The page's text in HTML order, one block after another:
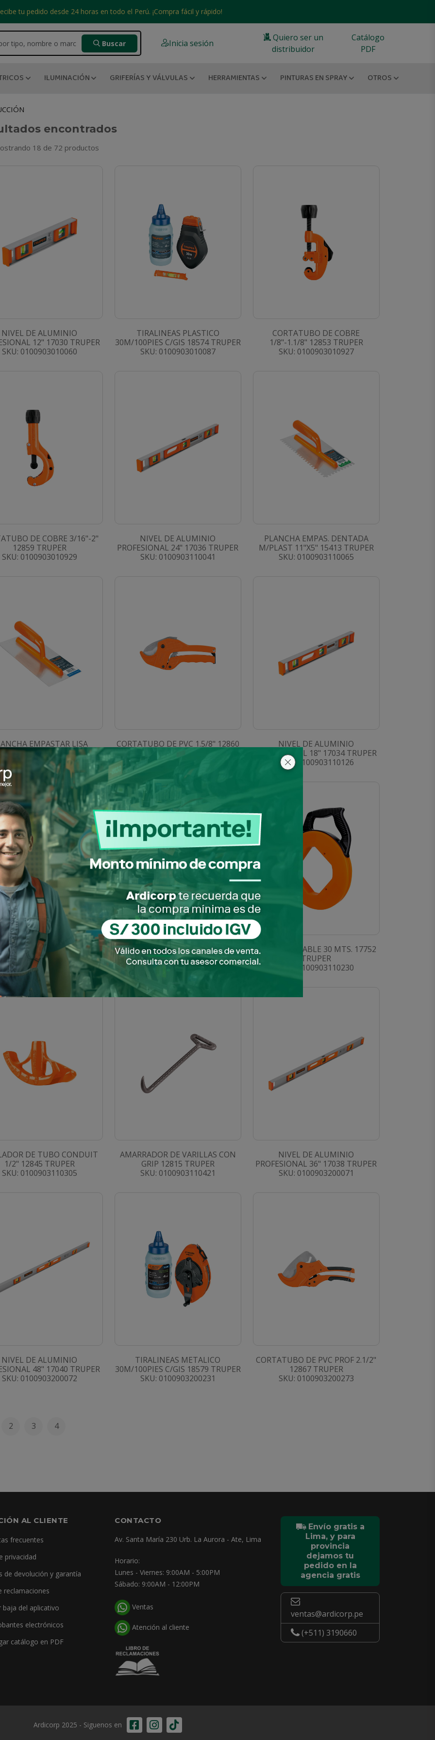
tu pedido desde 24 horas en todo el Perú. ¡Compra fácil y rápido!
Buscar Inicia sesión
Quiero ser un
distribuidor
Catálogo
PDF
ILUMINACIÓN GRIFERÍAS Y VÁLVULAS HERRAMIENTAS PINTURAS EN SPRAY OTROS
encontrados
18 de 72 productos
NIVEL DE ALUMINIO
12" 17030 TRUPER
SKU: 0100903010060
TIRALINEAS PLASTICO
30M/100PIES C/GIS 18574 TRUPER
SKU: 0100903010087
CORTATUBO DE COBRE
1/8"-1.1/8" 12853 TRUPER
SKU: 0100903010927
DE COBRE 3/16"-2"
12859 TRUPER
SKU: 0100903010929
NIVEL DE ALUMINIO
PROFESIONAL 24" 17036 TRUPER
SKU: 0100903110041
PLANCHA EMPAS. DENTADA
M/PLAST 11"X5" 15413 TRUPER
SKU: 0100903110065
EMPASTAR LISA
11"X5" 15412 TRUPER
SKU: 0100903110066
CORTATUBO DE PVC 1.5/8" 12860
SKU: 0100903110071
NIVEL DE ALUMINIO
PROFESIONAL 18" 17034 TRUPER
SKU: 0100903110126
NIVEL DE ALUMINIO
14" 17032 TRUPER
SKU: 0100903110127
GUIA PASA CABLE 15 MTS. 17751
TRUPER
SKU: 0100903110229
GUIA PASA CABLE 30 MTS. 17752
TRUPER
SKU: 0100903110230
DE TUBO CONDUIT
1/2" 12845 TRUPER
SKU: 0100903110305
AMARRADOR DE VARILLAS CON
GRIP 12815 TRUPER
SKU: 0100903110421
NIVEL DE ALUMINIO
PROFESIONAL 36" 17038 TRUPER
SKU: 0100903200071
NIVEL DE ALUMINIO
48" 17040 TRUPER
SKU: 0100903200072
TIRALINEAS METALICO
30M/100PIES C/GIS 18579 TRUPER
SKU: 0100903200231
CORTATUBO DE PVC PROF 2.1/2"
12867 TRUPER
SKU: 0100903200273
2 3 4
AL CLIENTE
frecuentes
privacidad
de devolución y garantía
reclamaciones
baja del aplicativo
electrónicos
catálogo en PDF
CONTACTO
Av. Santa María 230 Urb. La Aurora - Ate, Lima
Horario:
Lunes - Viernes: 9:00AM - 5:00PM
Sábado: 9:00AM - 12:00PM
Ventas
Atención al cliente
Envío gratis a
Lima, y para
provincia
dejamos tu
pedido en la
agencia gratis
ventas@ardicorp.pe
(+511) 3190660
Ardicorp 2025 - Siguenos en